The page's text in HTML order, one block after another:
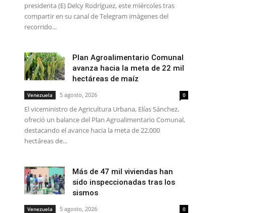
presidenta (E) Delcy Rodríguez, este miércoles tras
compartir en su canal de Telegram imágenes del
recorrido...
Plan Agroalimentario Comunal
avanza hacia la meta de 22 mil
hectáreas de maíz
Venezuela 5 agosto, 2026 0
El viceministro de Agricultura Urbana, Elías Sánchez,
ofreció un balance del Plan Agroalimentario Comunal,
destacando el avance hacia la meta de 22.000
hectáreas de...
Más de 47 mil viviendas han
sido inspeccionadas tras los
sismos
Venezuela 5 agosto, 2026 0